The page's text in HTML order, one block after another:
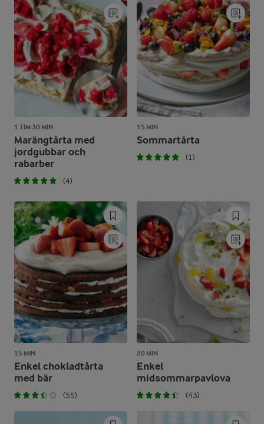
1 TIM 30 MIN
Marängtårta med
jordgubbar och
rabarber
(4)
15 MIN
Sommartårta
(1)
15 MIN
Enkel chokladtårta
med bär
(55)
20 MIN
Enkel
midsommarpavlova
(43)